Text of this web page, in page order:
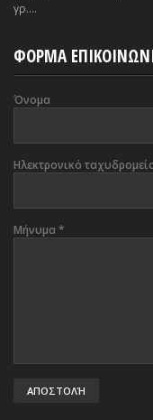
γρ....
ΦΟΡΜΑ
Όνομα
Ηλεκτρονικό
Μήνυμα *